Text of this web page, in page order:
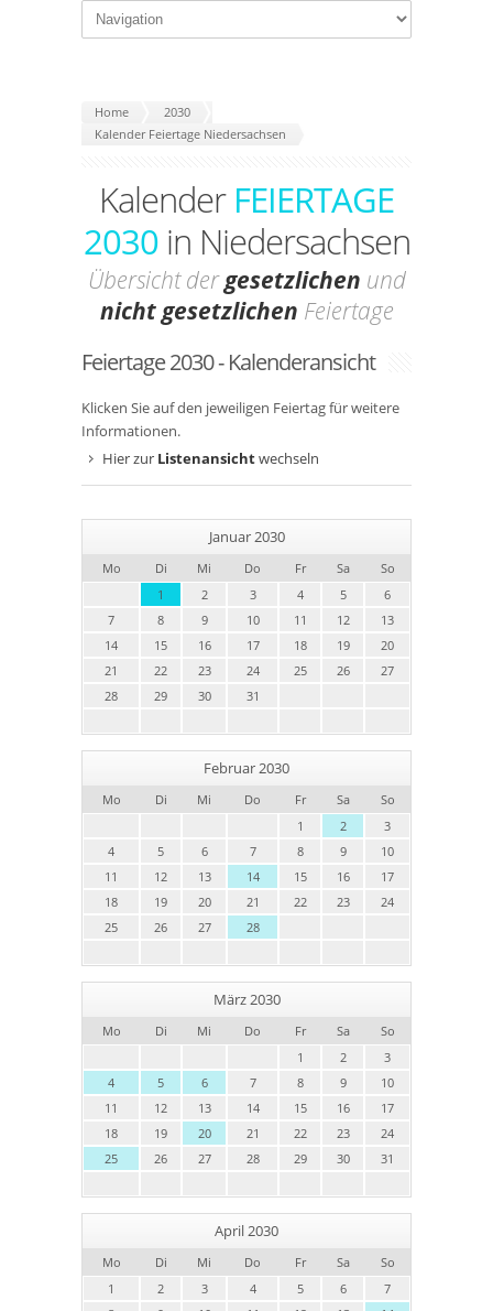
Home
2030
Kalender Feiertage Niedersachsen
Kalender FEIERTAGE
2030in Niedersachsen
Übersicht dergesetzlichen und
nicht gesetzlichen Feiertage
Feiertage 2030 - Kalenderansicht
Klicken Sie auf den jeweiligen Feiertag für weitere
Informationen.
Hier zur Listenansichtwechseln
Januar 2030
Mo Di Mi Do Fr Sa
So
1
2 3 4 5
6
7
8 9 10 11 12
13
14
15 16 17 18 19
20
21
22 23 24 25 26
27
28
29 30 31
Februar 2030
Mo Di Mi Do Fr Sa
So
1
2
3
4
5 6 7 8 9
10
11
12 13 14 15 16
17
18
19 20 21 22 23
24
25
26 27 28
März 2030
Mo Di Mi Do Fr Sa
So
1
2
3
4
5 6 7 8 9
10
11
12 13 14 15 16
17
18
19 20 21 22 23
24
25
26 27 28 29 30 31
April 2030
Mo Di Mi Do Fr Sa
So
1
2 3 4 5 6
7